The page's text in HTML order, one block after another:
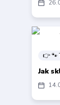
26
14
👉 🐾
Jak